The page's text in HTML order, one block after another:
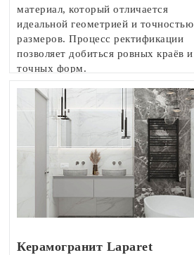
материал, который отличается
идеальной геометрией и точностью
размеров. Процесс ректификации
позволяет добиться ровных краёв и
точных форм.
Керамогранит Laparet